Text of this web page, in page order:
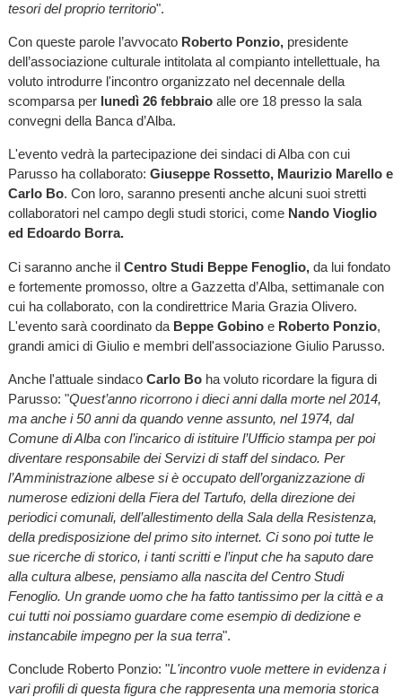
tesori del proprio territorio".
Con queste parole l’avvocato Roberto Ponzio,presidente
dell’associazione culturale intitolata al compianto intellettuale, ha
voluto introdurre l'incontro organizzato nel decennale della
scomparsa per lunedì 26 febbraioalle ore 18 presso la sala
convegni della Banca d’Alba.
L'evento vedrà la partecipazione dei sindaci di Alba con cui
Parusso ha collaborato: Giuseppe Rossetto, Maurizio Marello e
Carlo Bo. Con loro, saranno presenti anche alcuni suoi stretti
collaboratori nel campo degli studi storici, come Nando Vioglio
ed Edoardo Borra.
Ci saranno anche il Centro Studi Beppe Fenoglio,da lui fondato
e fortemente promosso, oltre a Gazzetta d’Alba, settimanale con
cui ha collaborato, con la condirettrice Maria Grazia Olivero.
L'evento sarà coordinato daBeppe Gobino e Roberto Ponzio,
grandi amici di Giulio e membri dell'associazione Giulio Parusso.
Anche l'attuale sindaco Carlo Boha voluto ricordare la figura di
Parusso: "Quest’anno ricorrono i dieci anni dalla morte nel 2014,
ma anche i 50 anni da quando venne assunto, nel 1974, dal
Comune di Alba con l’incarico di istituire l’Ufficio stampa per poi
diventare responsabile dei Servizi di staff del sindaco. Per
l’Amministrazione albese si è occupato dell’organizzazione di
numerose edizioni della Fiera del Tartufo, della direzione dei
periodici comunali, dell’allestimento della Sala della Resistenza,
della predisposizione del primo sito internet. Ci sono poi tutte le
sue ricerche di storico, i tanti scritti e l’input che ha saputo dare
alla cultura albese, pensiamo alla nascita del Centro Studi
Fenoglio. Un grande uomo che ha fatto tantissimo per la città e a
cui tutti noi possiamo guardare come esempio di dedizione e
instancabile impegno per la sua terra".
Conclude Roberto Ponzio: "L'incontro vuole mettere in evidenza i
vari profili di questa figura che rappresenta una memoria storica